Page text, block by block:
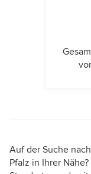
Auf der Suche
Pfalz in Ihrer